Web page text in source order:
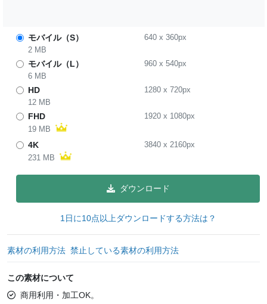
モバイル（S） 640x 360px
2 MB
モバイル（L） 960x 540px
6 MB
HD 1280x 720px
12 MB
FHD 1920x 1080px
19 MB
4K 3840x 2160px
231 MB
ダウンロード
1日に10点以上ダウンロードする方法は？
素材の利用方法 禁止している素材の利用方法
この素材について
商用利用・加工OK。